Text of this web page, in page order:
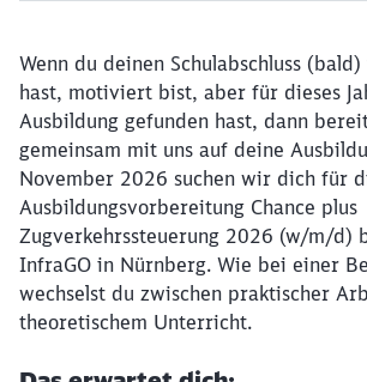
Wenn du deinen Schulabschluss
hast, motiviert bist, aber für dieses
Ausbildung gefunden hast, dann
gemeinsam mit uns auf deine
November 2026 suchen wir dich für
Ausbildungsvorbereitung Chance plus
Zugverkehrssteuerung 2026 (w/m/d)
InfraGO in Nürnberg. Wie bei einer
wechselst du zwischen praktischer
theoretischem Unterricht.